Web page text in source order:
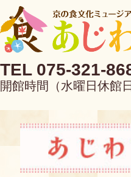
TEL 075-321-
開館時間（水曜日休館